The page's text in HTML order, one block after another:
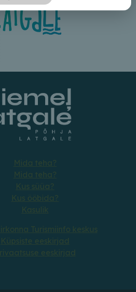
Mida teha?
Mida teha?
Kus ööbida?
Kasulik
Turismiinfo keskus
Küpsiste eeskirjad
eeskirjad